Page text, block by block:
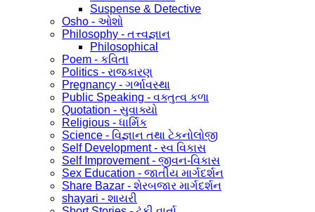
Suspense & Detective
Osho - ઓશો
Philosophy - તત્ત્વજ્ઞાન
Philosophical
Poem - કવિતા
Politics - રાજકારણ
Pregnancy - ગર્ભાવસ્થા
Public Speaking - વક્તુત્વ કળા
Quotation - સુવાક્યો
Religious - ધાર્મિક
Science - વિજ્ઞાન તથા ટેકનોલોજી
Self Development - સ્વ વિકાસ
Self Improvement - જીવન-વિકાસ
Sex Education - જાતીય માર્ગદર્શન
Share Bazar - શેરબજાર માર્ગદર્શન
shayari - શાયરી